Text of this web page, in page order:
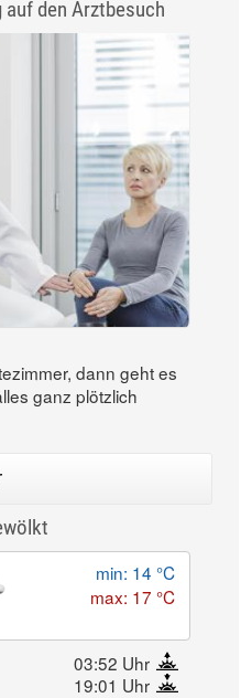
den Arztbesuch
dann geht es
ganz plötzlich
min: 14 °C
max: 17 °C
03:52 Uhr
19:01 Uhr